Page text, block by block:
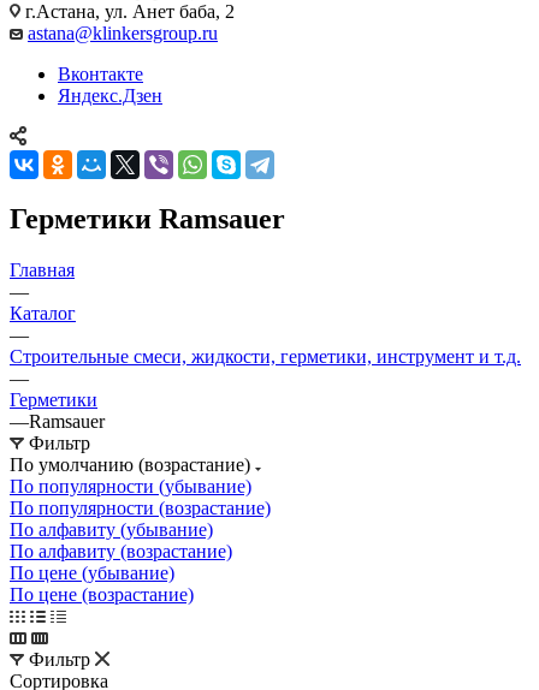
г.Астана, ул. Анет баба, 2
astana@klinkersgroup.ru
Вконтакте
Яндекс.Дзен
Герметики Ramsauer
Главная
—
Каталог
—
Строительные смеси, жидкости, герметики, инструмент и т.д.
—
Герметики
—Ramsauer
Фильтр
По умолчанию (возрастание)
По популярности (убывание)
По популярности (возрастание)
По алфавиту (убывание)
По алфавиту (возрастание)
По цене (убывание)
По цене (возрастание)
Фильтр
Сортировка